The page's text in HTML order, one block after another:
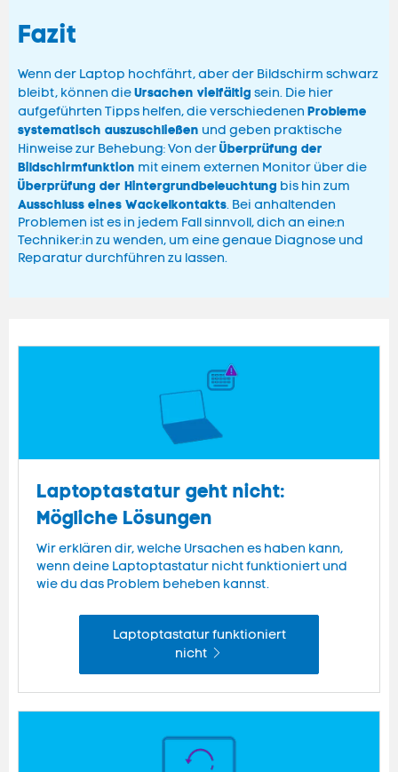
Fazit
Wenn der Laptop hochfährt, aber der Bildschirm schwarz
bleibt, können dieUrsachen vielfältig sein. Die hier
aufgeführten Tipps helfen, die verschiedenen Probleme
systematisch auszuschließen und geben praktische
Hinweise zur Behebung: Von derÜberprüfung der
Bildschirmfunktion mit einem externen Monitor über die
Überprüfung der Hintergrundbeleuchtung bis hin zum
Ausschluss eines Wackelkontakts. Bei anhaltenden
Problemen ist es in jedem Fall sinnvoll, dich an eine:n
Techniker:in zu wenden, um eine genaue Diagnose und
Reparatur durchführen zu lassen.
Laptoptastatur geht nicht:
Mögliche Lösungen
Wir erklären dir, welche Ursachen es haben kann,
wenn deine Laptoptastatur nicht funktioniert und
wie du das Problem beheben kannst.
Laptoptastatur funktioniert
nicht